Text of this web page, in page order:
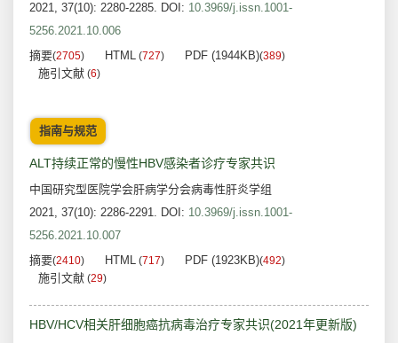
2021, 37(10): 2280-2285. DOI: 10.3969/j.issn.1001-
5256.2021.10.006
摘要(2705) HTML (727) PDF (1944KB)(389)
施引文献 (6)
指南与规范
ALT持续正常的慢性HBV感染者诊疗专家共识
中国研究型医院学会肝病学分会病毒性肝炎学组
2021, 37(10): 2286-2291. DOI: 10.3969/j.issn.1001-
5256.2021.10.007
摘要(2410) HTML (717) PDF (1923KB)(492)
施引文献 (29)
HBV/HCV相关肝细胞癌抗病毒治疗专家共识(2021年更新版)